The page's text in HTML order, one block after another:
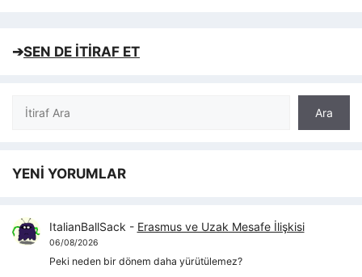
➔SEN DE İTİRAF ET
Ara
Ara
YENİ YORUMLAR
ItalianBallSack - Erasmus ve Uzak Mesafe İlişkisi
06/08/2026
Peki neden bir dönem daha yürütülemez?